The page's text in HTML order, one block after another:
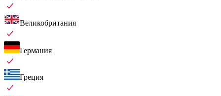
Великобритания
Германия
Греция